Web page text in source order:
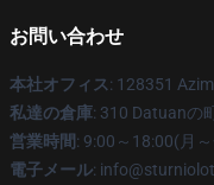
お問い合わせ
本社オフィス: 128351
私達の倉庫: 310 Datuanの
営業時間: 9:00～18:00(月
電子メール: